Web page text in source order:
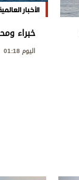
الأخبار
خبراء
الإقليمي
اليوم 01:18